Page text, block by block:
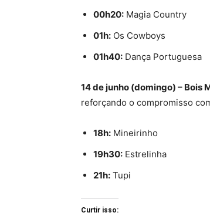
00h20: Magia Country
01h: Os Cowboys
01h40: Dança Portuguesa
14 de junho (domingo) – Bois
reforçando o compromisso
18h: Mineirinho
19h30: Estrelinha
21h: Tupi
Curtir isso: